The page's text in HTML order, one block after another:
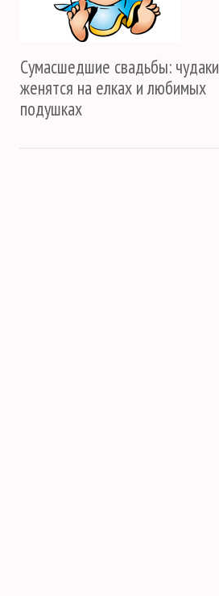
Сумасшедшие свадьбы: чудаки
женятся на елках и любимых
подушках